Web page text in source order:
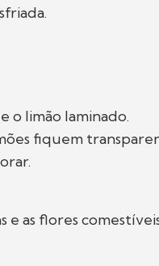
o limão laminado.
fiquem
e as flores